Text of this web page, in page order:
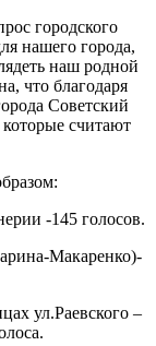
городского
нашего города,
наш родной
что благодаря
Советский
считают
-145 голосов.
Макаренко)-
ул.Раевского –